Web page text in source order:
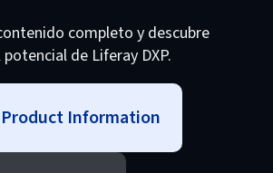
completo y descubre
de Liferay DXP.
Information